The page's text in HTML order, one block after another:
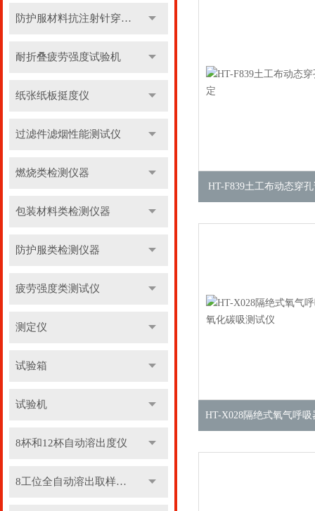
防护服材料抗注射针穿刺性能测试仪
耐折叠疲劳强度试验机
纸张纸板挺度仪
过滤件滤烟性能测试仪
燃烧类检测仪器
包装材料类检测仪器
防护服类检测仪器
疲劳强度类测试仪
测定仪
试验箱
试验机
8杯和12杯自动溶出度仪
8工位全自动溶出取样收集系统
HT-F839土工布动态穿